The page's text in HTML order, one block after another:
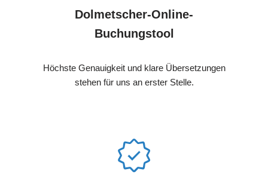
Dolmetscher-Online-
Buchungstool
Höchste Genauigkeit und klare Übersetzungen
stehen für uns an erster Stelle.